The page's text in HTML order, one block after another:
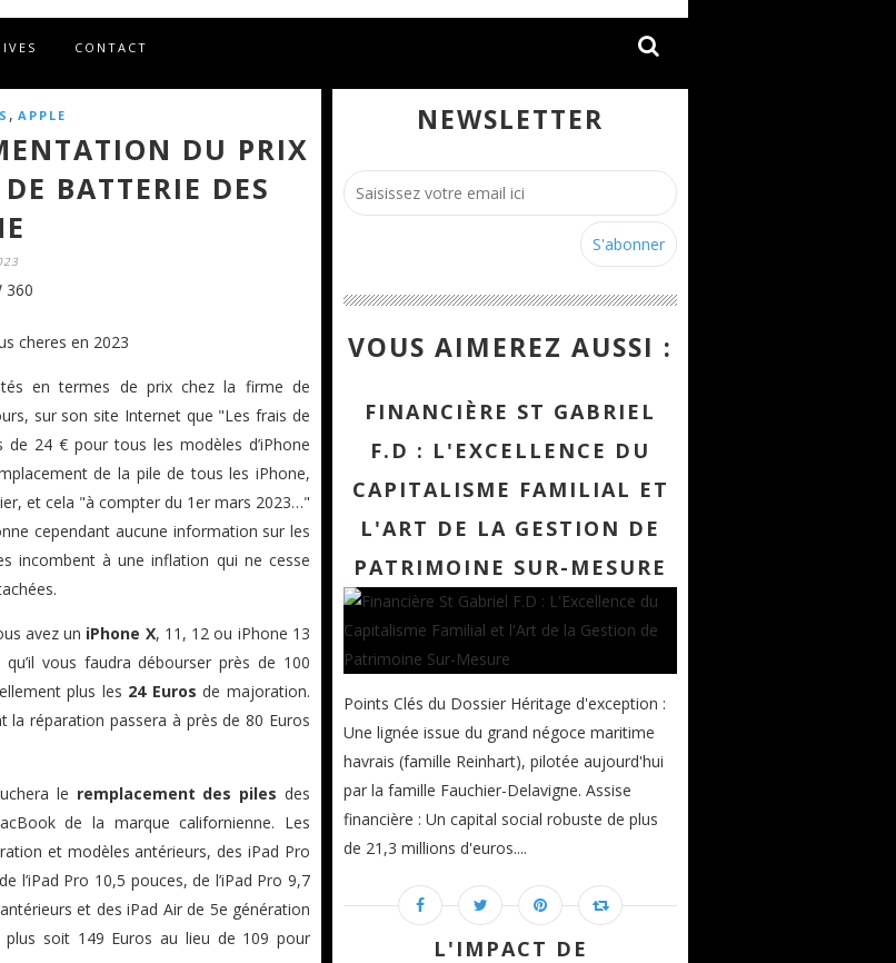
CONTACT
, APPLE
DU PRIX
BATTERIE DES
360
en termes de prix chez la firme de
sur son site Internet que "Les frais de
24 € pour tous les modèles d’iPhone
de la pile de tous les iPhone,
et cela "à compter du 1er mars 2023…"
cependant aucune information sur les
incombent à une inflation qui ne cesse
avez un iPhone X, 11, 12 ou iPhone 13
qu’il vous faudra débourser près de 100
plus les 24 Euros de majoration.
la réparation passera à près de 80 Euros
le remplacement des piles des
de la marque californienne. Les
et modèles antérieurs, des iPad Pro
l’iPad Pro 10,5 pouces, de l’iPad Pro 9,7
et des iPad Air de 5e génération
soit 149 Euros au lieu de 109 pour
NEWSLETTER
VOUS AIMEREZ AUSSI :
FINANCIÈRE ST GABRIEL
F.D : L'EXCELLENCE DU
CAPITALISME FAMILIAL ET
L'ART DE LA GESTION DE
PATRIMOINE SUR-MESURE
Points Clés du Dossier Héritage d'exception :
Une lignée issue du grand négoce maritime
havrais (famille Reinhart), pilotée aujourd'hui
par la famille Fauchier-Delavigne. Assise
financière : Un capital social robuste de plus
de 21,3 millions d'euros....
L'IMPACT DE